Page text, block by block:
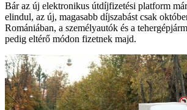
Bár az új elektronikus útdíjfizetési platform
elindul, az új, magasabb díjszabást csak
Romániában, a személyautók és a
pedig eltérő módon fizetnek majd.